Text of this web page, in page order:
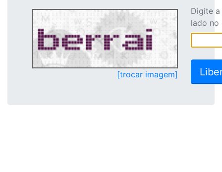
[trocar imagem]
Digite
lado no